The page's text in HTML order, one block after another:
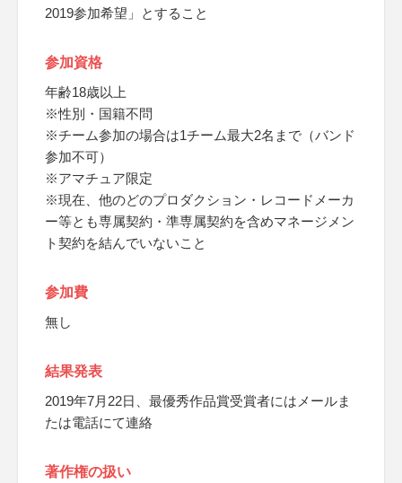
2019参加希望」とすること
参加資格
年齢18歳以上
※性別・国籍不問
※チーム参加の場合は1チーム最大2名まで（バンド
参加不可）
※アマチュア限定
※現在、他のどのプロダクション・レコードメーカ
ー等とも専属契約・準専属契約を含めマネージメン
ト契約を結んでいないこと
参加費
無し
結果発表
2019年7月22日、最優秀作品賞受賞者にはメールま
たは電話にて連絡
著作権の扱い